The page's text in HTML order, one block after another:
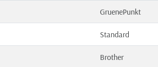
GruenePunkt
Standard
Brother